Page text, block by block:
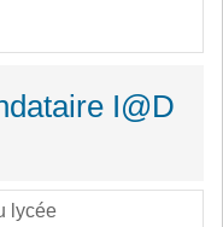
I@D
lycée